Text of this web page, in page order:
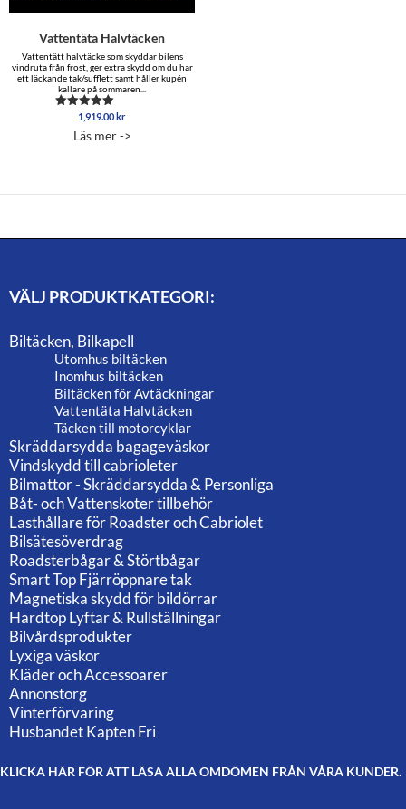
Vattentäta Halvtäcken
Vattentätt halvtäcke som skyddar bilens
vindruta från frost, ger extra skydd om du har
ett läckande tak/sufflett samt håller kupén
kallare på sommaren...
Betygsatt
av 5
1,919.00 kr
Läs mer ->
VÄLJ PRODUKTKATEGORI:
Biltäcken, Bilkapell
Utomhus biltäcken
Inomhus biltäcken
Biltäcken för Avtäckningar
Vattentäta Halvtäcken
Täcken till motorcyklar
Skräddarsydda bagageväskor
Vindskydd till cabrioleter
Bilmattor - Skräddarsydda & Personliga
Båt- och Vattenskoter tillbehör
Lasthållare för Roadster och Cabriolet
Bilsätesöverdrag
Roadsterbågar & Störtbågar
Smart Top Fjärröppnare tak
Magnetiska skydd för bildörrar
Hardtop Lyftar & Rullställningar
Bilvårdsprodukter
Lyxiga väskor
Kläder och Accessoarer
Annonstorg
Vinterförvaring
Husbandet Kapten Fri
KLICKA HÄR FÖR ATT LÄSA ALLA OMDÖMEN FRÅN VÅRA KUNDER.